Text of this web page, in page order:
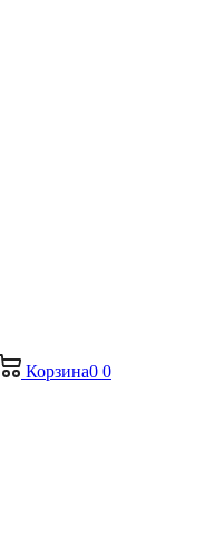
Корзина0 0